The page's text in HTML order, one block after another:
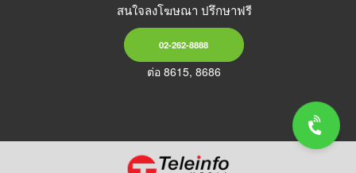
สนใจลงโฆษณา ปรึกษาฟรี
02-262-8888
ต่อ 8615, 8686